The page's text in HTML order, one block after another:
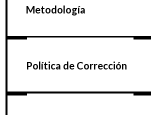
Metodología
Política de Corrección